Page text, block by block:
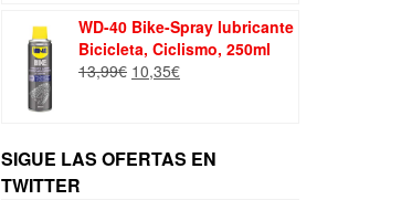
original
era:
51,95€.
actual
es:
48,99€.
WD-40 Bike-Spray lubricante
Bicicleta, Ciclismo, 250ml
13,99€ El
13,99€.
10,35€El
10,35€.
SIGUE LAS OFERTAS EN
TWITTER